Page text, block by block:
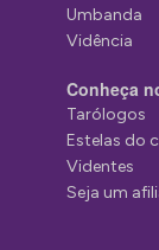
Umbanda
Vidência
Conheça
Tarólogos
Estelas do
Videntes
Seja um